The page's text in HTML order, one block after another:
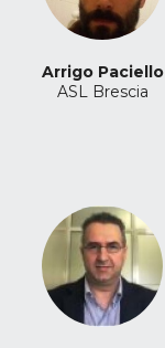
Arrigo Paciello
ASL Brescia